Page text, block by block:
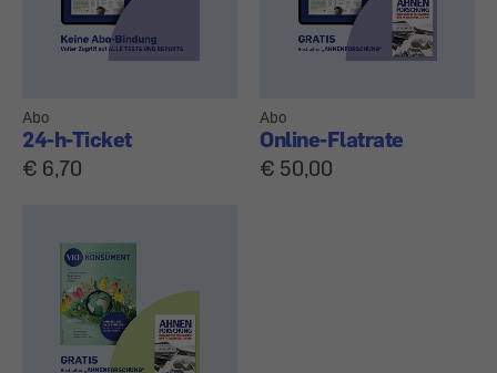
Abo
24-h-Ticket
€ 6,70
Abo
Online-Flatrate
€ 50,00